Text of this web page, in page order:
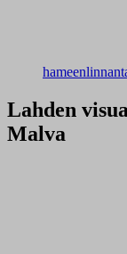
Lahden
Malva